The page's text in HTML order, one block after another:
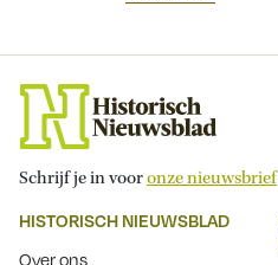
Schrijf je in vooronze nieuwsbrief
HISTORISCH NIEUWSBLAD
Over ons